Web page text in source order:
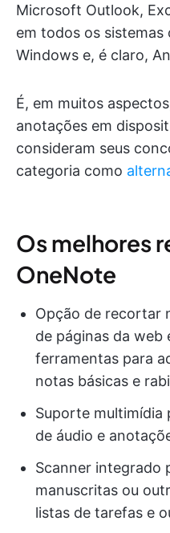
Microsoft Outlook,
em todos os sistemas
Windows e, é claro,
É, em muitos
anotações em
consideram seus
categoria como
Os melhores
OneNote
Opção de recortar
de páginas da web
ferramentas para
notas básicas e
Suporte multimídia
de áudio e
Scanner integrado
manuscritas ou
listas de tarefas e